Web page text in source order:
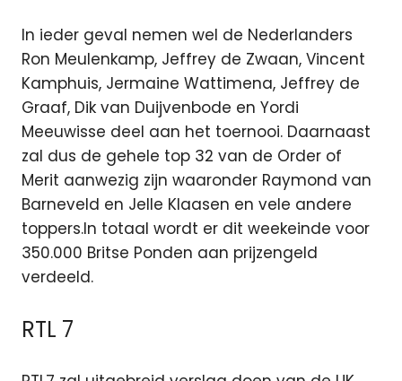
In ieder geval nemen wel de Nederlanders
Ron Meulenkamp, Jeffrey de Zwaan, Vincent
Kamphuis, Jermaine Wattimena, Jeffrey de
Graaf, Dik van Duijvenbode en Yordi
Meeuwisse deel aan het toernooi. Daarnaast
zal dus de gehele top 32 van de Order of
Merit aanwezig zijn waaronder Raymond van
Barneveld en Jelle Klaasen en vele andere
toppers.In totaal wordt er dit weekeinde voor
350.000 Britse Ponden aan prijzengeld
verdeeld.
RTL 7